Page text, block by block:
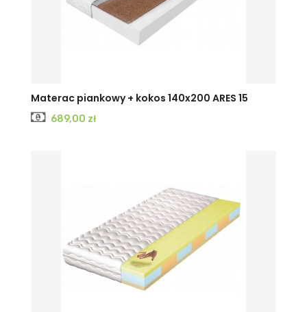
Materac piankowy + kokos 140x200 ARES 15
Cena
689,00 zł